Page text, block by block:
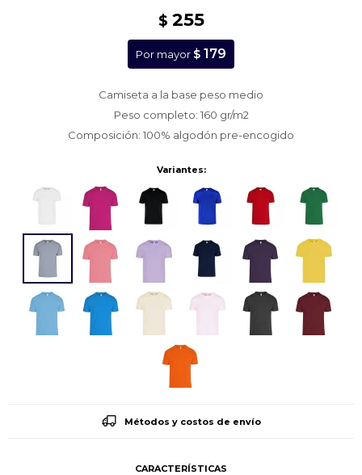
$ 255
Por mayor $ 179
Camiseta a la base peso medio
Peso completo: 160 gr/m2
Composición: 100% algodón pre-encogido
Variantes:
Métodos y costos de envío
CARACTERÍSTICAS